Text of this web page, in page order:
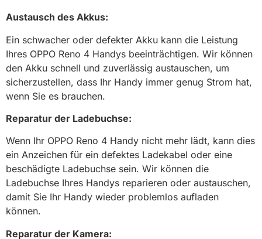
Austausch des Akkus:
Ein schwacher oder defekter Akku kann die Leistung
Ihres OPPO Reno 4 Handys beeinträchtigen. Wir können
den Akku schnell und zuverlässig austauschen, um
sicherzustellen, dass Ihr Handy immer genug Strom hat,
wenn Sie es brauchen.
Reparatur der Ladebuchse:
Wenn Ihr OPPO Reno 4 Handy nicht mehr lädt, kann dies
ein Anzeichen für ein defektes Ladekabel oder eine
beschädigte Ladebuchse sein. Wir können die
Ladebuchse Ihres Handys reparieren oder austauschen,
damit Sie Ihr Handy wieder problemlos aufladen
können.
Reparatur der Kamera: